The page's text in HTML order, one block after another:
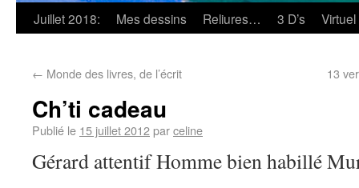
Juillet 2018: Mes dessins Reliures… 3 D’s Virtuel
← Monde des livres, de l’écrit 13
Ch’ti cadeau
Publié le 15 juillet 2012parceline
Gérard attentif Homme bien habillé